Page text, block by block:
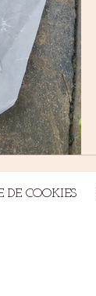
COOKIES